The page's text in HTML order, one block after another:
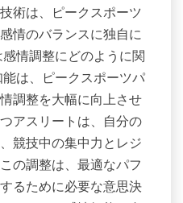
術は、ピークスポーツ
情のバランスに独自に
情調整にどのように関
は、ピークスポーツパ
調整を大幅に向上させ
アスリートは、自分の
競技中の集中力とレジ
の調整は、最適なパフ
るために必要な意思決